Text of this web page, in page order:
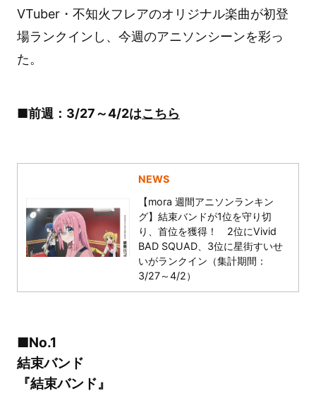
VTuber・不知火フレアのオリジナル楽曲が初登
場ランクインし、今週のアニソンシーンを彩っ
た。
■前週：3/27～4/2はこちら
NEWS
【mora 週間アニソンランキン
グ】結束バンドが1位を守り切
り、首位を獲得！ 2位にVivid
BAD SQUAD、3位に星街すいせ
いがランクイン（集計期間：
3/27～4/2）
■No.1
結束バンド
『結束バンド』